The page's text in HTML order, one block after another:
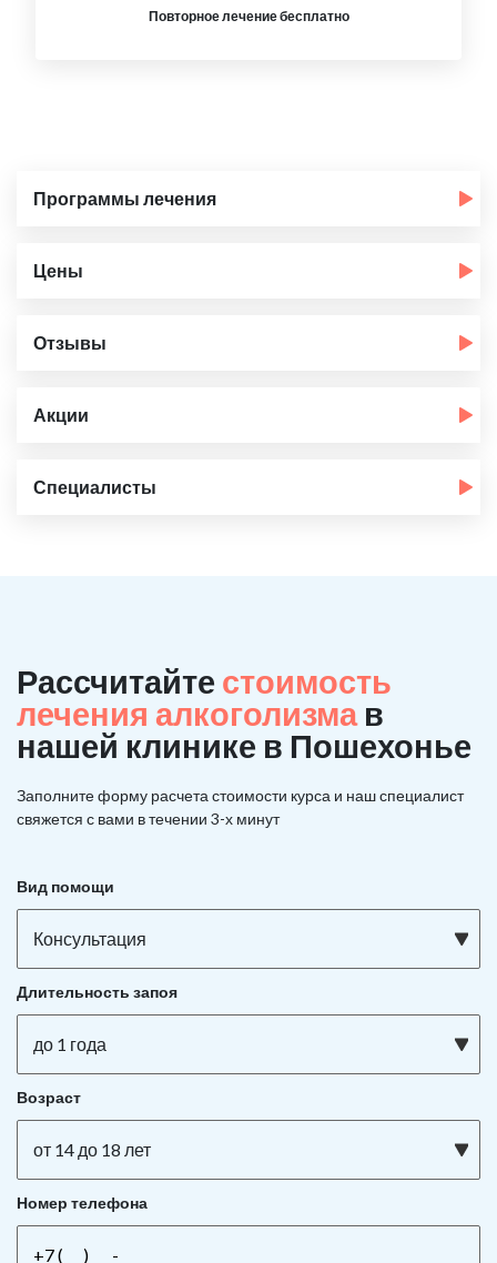
Повторное лечение бесплатно
Программы лечения
Цены
Отзывы
Акции
Специалисты
Рассчитайте стоимость
лечения алкоголизма в
нашей клинике в Пошехонье
Заполните форму расчета стоимости курса и наш специалист
свяжется с вами в течении 3-х минут
Вид помощи
Консультация
Длительность запоя
до 1 года
Возраст
от 14 до 18 лет
Номер телефона